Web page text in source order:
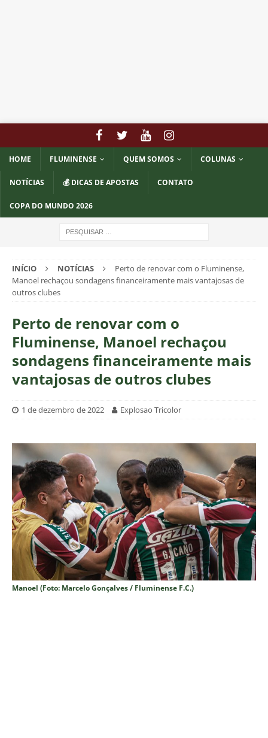
HOME FLUMINENSE QUEM SOMOS COLUNAS
NOTÍCIAS 💰 DICAS DE APOSTAS CONTATO
COPA DO MUNDO 2026
INÍCIO NOTÍCIAS
Perto de renovar com o Fluminense,
Manoel rechaçou sondagens financeiramente mais vantajosas de
outros clubes
Perto de renovar com o
Fluminense, Manoel rechaçou
sondagens financeiramente mais
vantajosas de outros clubes
1 de dezembro de 2022 Explosao Tricolor
Manoel (Foto: Marcelo Gonçalves / Fluminense F.C.)